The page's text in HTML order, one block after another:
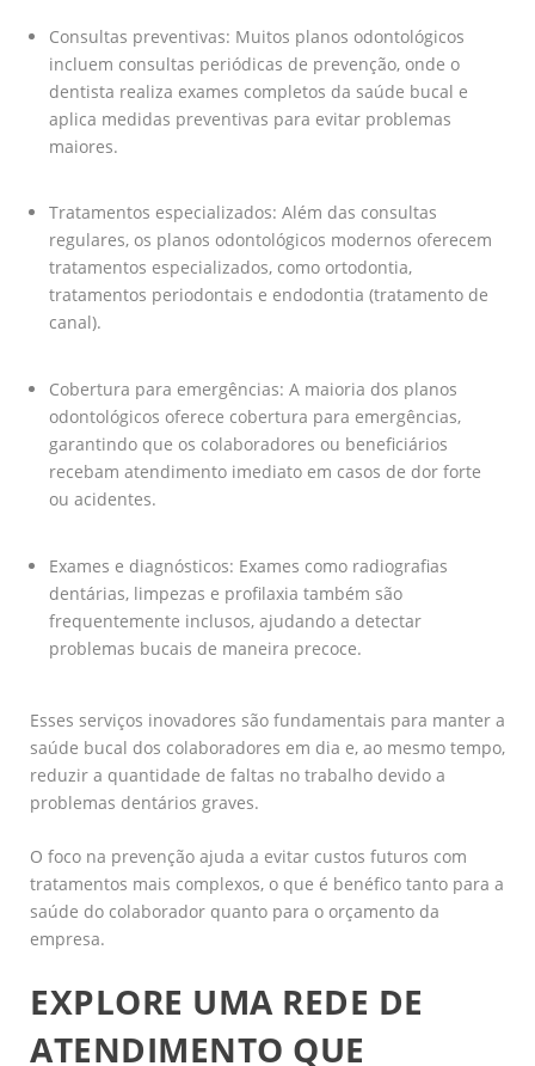
Consultas preventivas: Muitos planos odontológicos
incluem consultas periódicas de prevenção, onde o
dentista realiza exames completos da saúde bucal e
aplica medidas preventivas para evitar problemas
maiores.
Tratamentos especializados: Além das consultas
regulares, os planos odontológicos modernos oferecem
tratamentos especializados, como ortodontia,
tratamentos periodontais e endodontia (tratamento de
canal).
Cobertura para emergências: A maioria dos planos
odontológicos oferece cobertura para emergências,
garantindo que os colaboradores ou beneficiários
recebam atendimento imediato em casos de dor forte
ou acidentes.
Exames e diagnósticos: Exames como radiografias
dentárias, limpezas e profilaxia também são
frequentemente inclusos, ajudando a detectar
problemas bucais de maneira precoce.
Esses serviços inovadores são fundamentais para manter a
saúde bucal dos colaboradores em dia e, ao mesmo tempo,
reduzir a quantidade de faltas no trabalho devido a
problemas dentários graves.
O foco na prevenção ajuda a evitar custos futuros com
tratamentos mais complexos, o que é benéfico tanto para a
saúde do colaborador quanto para o orçamento da
empresa.
EXPLORE UMA REDE DE
ATENDIMENTO QUE